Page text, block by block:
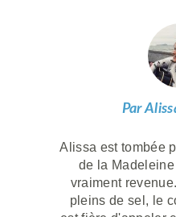
Par
Alissa est tombée
de la
vraiment
pleins de sel, le